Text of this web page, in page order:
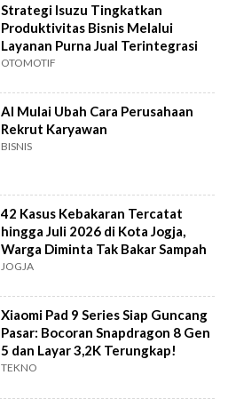
Strategi Isuzu Tingkatkan
Produktivitas Bisnis Melalui
Layanan Purna Jual Terintegrasi
OTOMOTIF
AI Mulai Ubah Cara Perusahaan
Rekrut Karyawan
BISNIS
42 Kasus Kebakaran Tercatat
hingga Juli 2026 di Kota Jogja,
Warga Diminta Tak Bakar Sampah
JOGJA
Xiaomi Pad 9 Series Siap Guncang
Pasar: Bocoran Snapdragon 8 Gen
5 dan Layar 3,2K Terungkap!
TEKNO